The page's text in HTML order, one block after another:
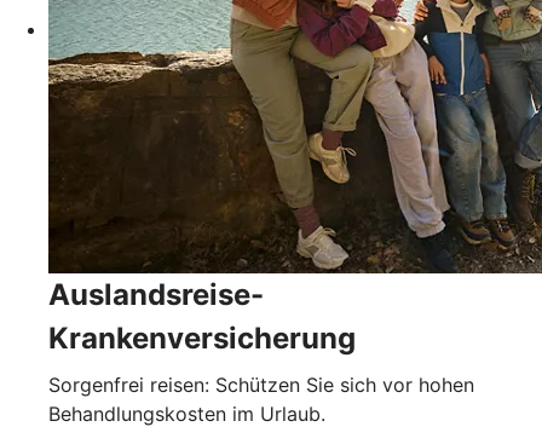
Auslandsreise-
Krankenversicherung
Sorgenfrei reisen: Schützen Sie sich vor hohen
Behandlungskosten im Urlaub.